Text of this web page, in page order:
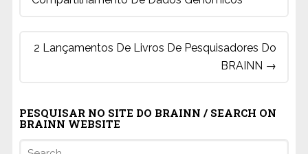
2 Lançamentos De Livros De Pesquisadores Do
BRAINN →
PESQUISAR NO SITE DO BRAINN / SEARCH ON
BRAINN WEBSITE